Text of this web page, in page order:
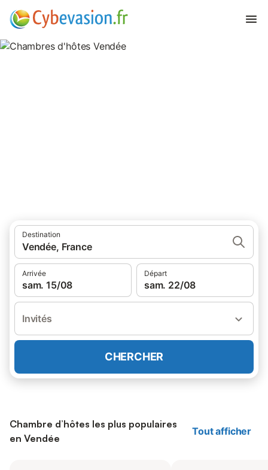
Destination
Vendée, France
Arrivée
sam. 15/08
Départ
sam. 22/08
Invités
CHERCHER
Chambre d’hôtes les plus populaires
en Vendée
Tout afficher